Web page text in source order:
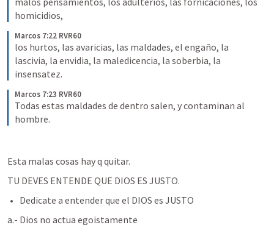
homicidios,
Marcos 7:22 RVR60
los hurtos, las avaricias, las maldades, el engaño, la
lascivia, la envidia, la maledicencia, la soberbia, la
insensatez.
Marcos 7:23 RVR60
Todas estas maldades de dentro salen, y contaminan al
hombre.
Esta malas cosas hay q quitar.
TU DEVES ENTENDE QUE DIOS ES JUSTO.
Dedicate a entender que el DIOS es JUSTO
a.- Dios no actua egoistamente